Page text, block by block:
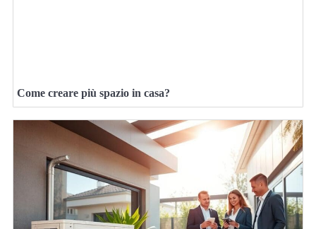
Come creare più spazio in casa?